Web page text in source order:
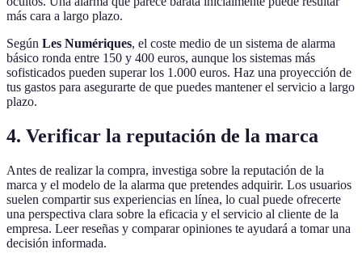
más cara a largo plazo.
Según Les Numériques, el coste medio de un sistema de alarma
básico ronda entre 150 y 400 euros, aunque los sistemas más
sofisticados pueden superar los 1.000 euros. Haz una proyección de
tus gastos para asegurarte de que puedes mantener el servicio a largo
plazo.
4. Verificar la reputación de la marca
Antes de realizar la compra, investiga sobre la reputación de la
marca y el modelo de la alarma que pretendes adquirir. Los usuarios
suelen compartir sus experiencias en línea, lo cual puede ofrecerte
una perspectiva clara sobre la eficacia y el servicio al cliente de la
empresa. Leer reseñas y comparar opiniones te ayudará a tomar una
decisión informada.